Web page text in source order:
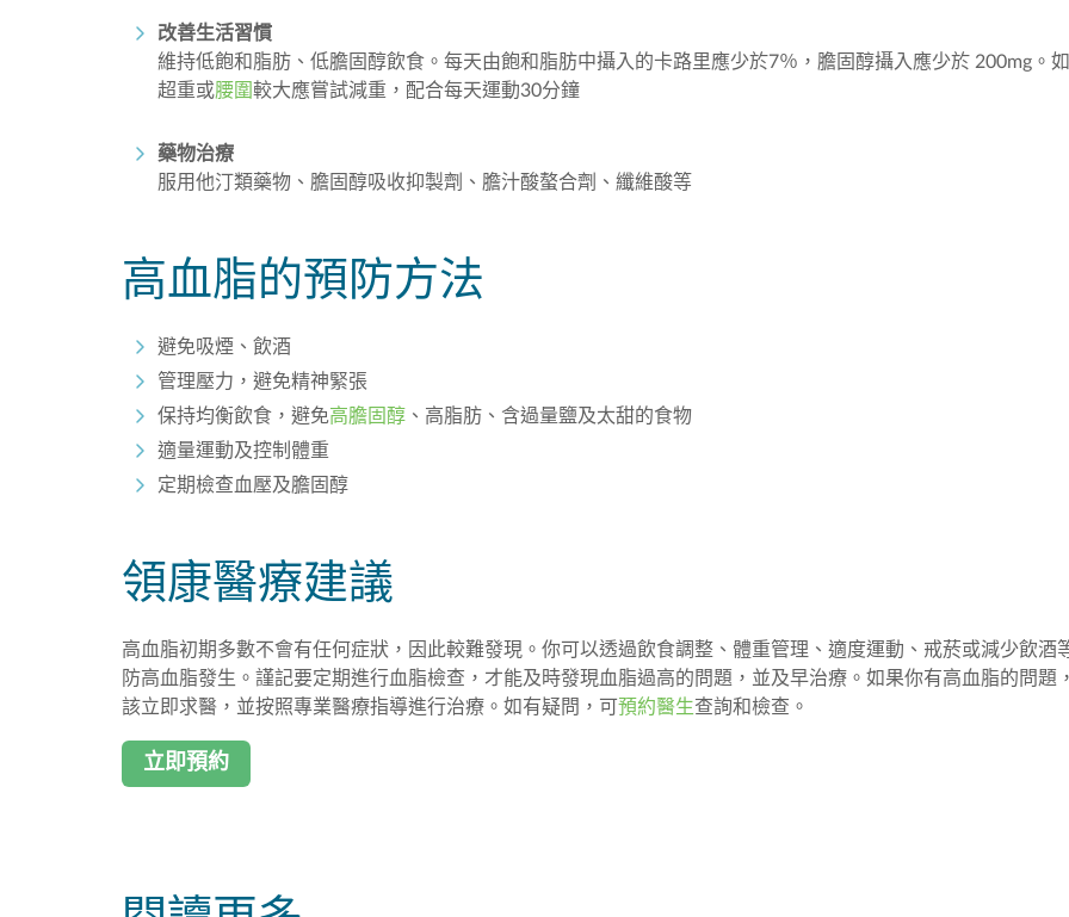
改善生活習慣
維持低飽和脂肪、低膽固醇飲食。每天由飽和脂肪中攝入的卡路里應少於7％，膽固醇攝入應少於 200mg。
超重或腰圍較大應嘗試減重，配合每天運動30分鐘
藥物治療
服用他汀類藥物、膽固醇吸收抑製劑、膽汁酸螯合劑、纖維酸等
高血脂的預防方法
避免吸煙、飲酒
管理壓力，避免精神緊張
保持均衡飲食，避免高膽固醇 、高脂肪、含過量鹽及太甜的食物
適量運動及控制體重
定期檢查血壓及膽固醇
領康醫療建議
高血脂初期多數不會有任何症狀，因此較難發現。你可以透過飲食調整、體重管理、適度運動、戒菸或減少飲酒
防高血脂發生。謹記要定期進行血脂檢查，才能及時發現血脂過高的問題，並及早治療。如果你有高血脂的問題
該立即求醫，並按照專業醫療指導進行治療。如有疑問，可 預約醫生查詢和檢查。
立即預約